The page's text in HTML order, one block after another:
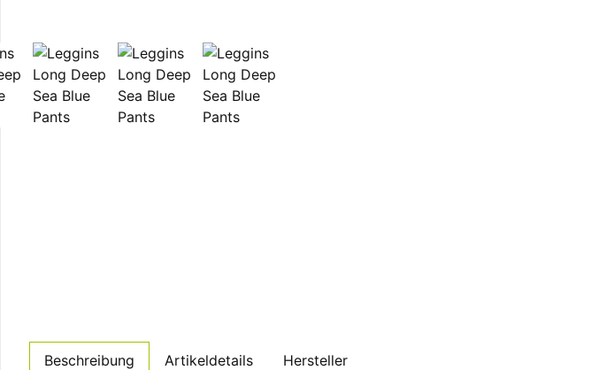
Beschreibung Artikeldetails
Hersteller